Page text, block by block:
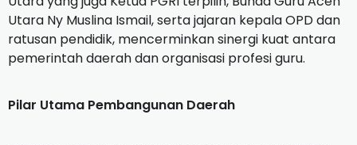
Utara Ny Muslina Ismail, serta jajaran kepala OPD dan
ratusan pendidik, mencerminkan sinergi kuat antara
pemerintah daerah dan organisasi profesi guru.
Pilar Utama Pembangunan Daerah